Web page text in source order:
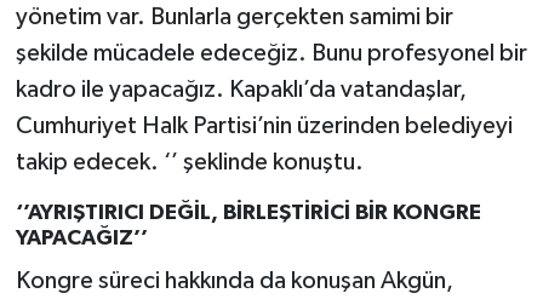
yönetim var. Bunlarla gerçekten samimi bir
şekilde mücadele edeceğiz. Bunu profesyonel bir
kadro ile yapacağız. Kapaklı’da vatandaşlar,
Cumhuriyet Halk Partisi’nin üzerinden belediyeyi
takip edecek. ‘’ şeklinde konuştu.
‘’AYRIŞTIRICI DEĞİL, BİRLEŞTİRİCİ BİR KONGRE
YAPACAĞIZ’’
Kongre süreci hakkında da konuşan Akgün,